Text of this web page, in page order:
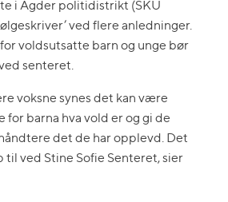
i Agder politidistrikt (SKU
ved flere anledninger.
voldsutsatte barn og unge bør
senteret.
voksne synes det kan være
for barna hva vold er og gi de
det de har opplevd. Det
til ved Stine Sofie Senteret, sier